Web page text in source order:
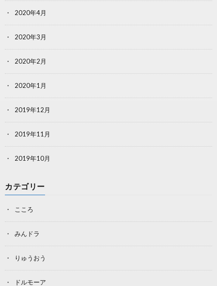
2020年4月
2020年3月
2020年2月
2020年1月
2019年12月
2019年11月
2019年10月
カテゴリー
こころ
みんドラ
りゅうおう
ドルモーア